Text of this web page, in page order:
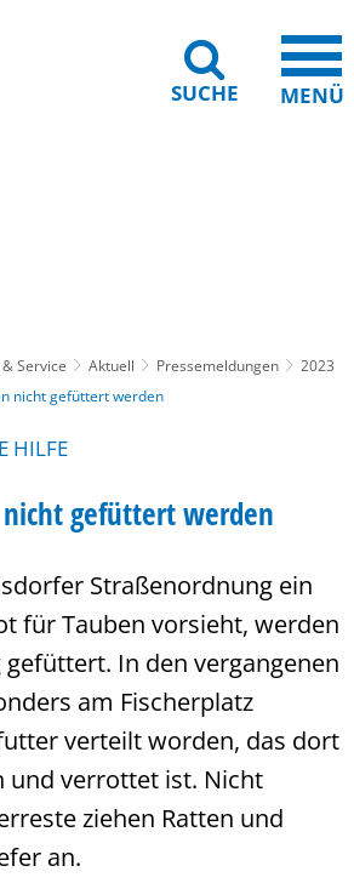
SUCHE MENÜ
Service Aktuell Pressemeldungen
2023
nicht gefüttert werden
HILFE
gefüttert werden
Straßenordnung ein
für Tauben vorsieht, werden
gefüttert. In den vergangenen
am Fischerplatz
verteilt worden, das dort
und verrottet ist. Nicht
ziehen Ratten und
an.